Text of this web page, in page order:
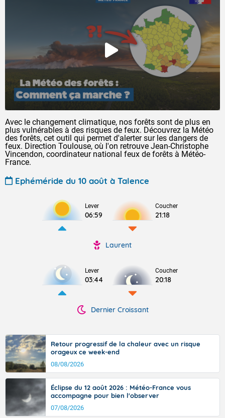
Avec le changement climatique, nos forêts sont de plus en
plus vulnérables à des risques de feux. Découvrez la Météo
des forêts, cet outil qui permet d'alerter sur les dangers de
feux. Direction Toulouse, où l'on retrouve Jean-Christophe
Vincendon, coordinateur national feux de forêts à Météo-
France.
Ephéméride du 10 août à Talence
Lever
06:59
Coucher
21:18
Laurent
Lever
03:44
Coucher
20:18
Dernier Croissant
Retour progressif de la chaleur avec un risque
orageux ce week-end
08/08/2026
Éclipse du 12 août 2026 : Météo-France vous
accompagne pour bien l'observer
07/08/2026